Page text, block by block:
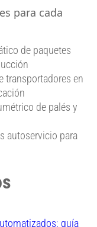
para cada
de paquetes
transportadores en
de palés y
autoservicio para
guía